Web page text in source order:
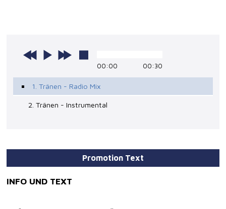
00:00 00:30
1. Tränen - Radio Mix
2. Tränen - Instrumental
Promotion Text
INFO UND TEXT